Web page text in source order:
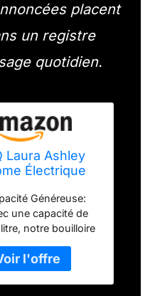
placent
un registre
quotidien.
Laura Ashley
Électrique
Elveden White
Généreuse:
une capacité de
litre, notre bouilloire
de préparer
sept tasses de
idéale pour